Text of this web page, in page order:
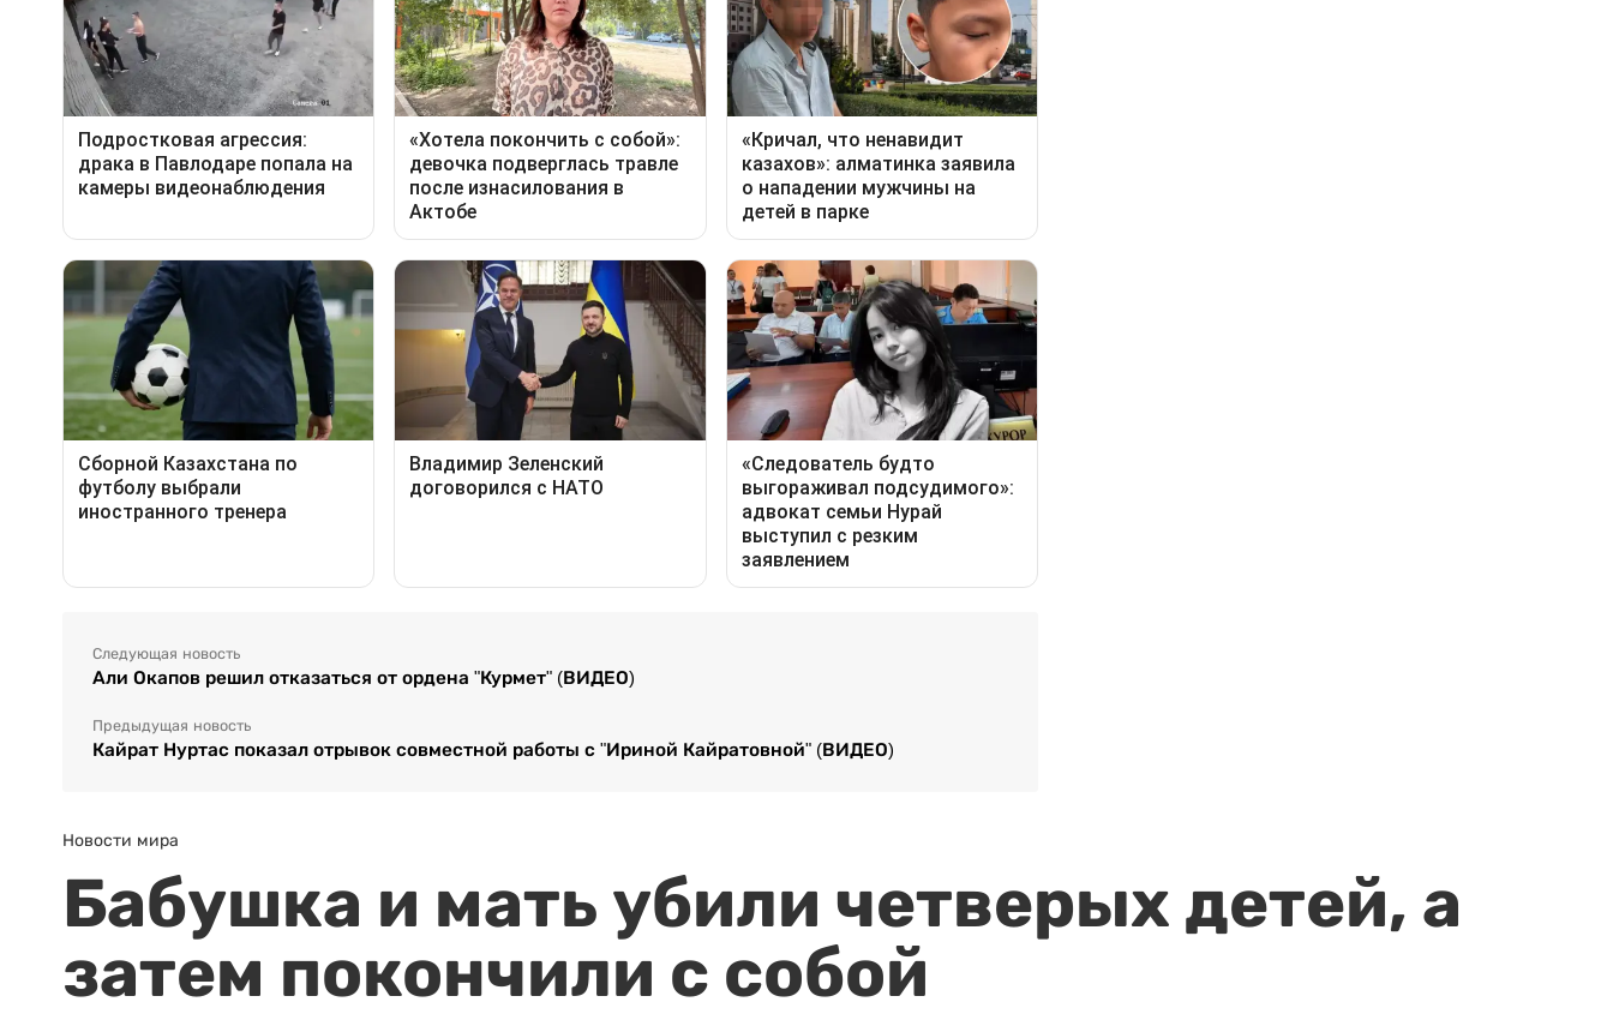
Следующая новость
Али Окапов решил отказаться от ордена "Курмет" (ВИДЕО)
Предыдущая новость
Кайрат Нуртас показал отрывок совместной работы с "Ириной Кайратовной" (ВИДЕО)
Новости мира
Бабушка и мать убили четверых детей, а
затем покончили с собой